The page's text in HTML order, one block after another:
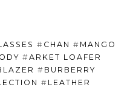
# CHAN # MANGO
#ARKET LOAFER
# BURBERRY
# LEATHER